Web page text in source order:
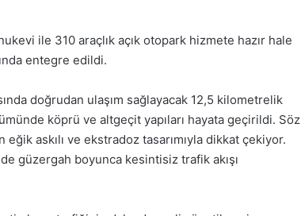
ile 310 araçlık açık otopark hizmete hazır hale
entegre edildi.
doğrudan ulaşım sağlayacak 12,5 kilometrelik
köprü ve altgeçit yapıları hayata geçirildi. Söz
askılı ve ekstradoz tasarımıyla dikkat çekiyor.
güzergah boyunca kesintisiz trafik akışı